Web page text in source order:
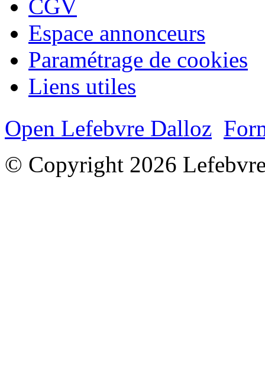
CGV
Espace annonceurs
Paramétrage de cookies
Liens utiles
Open Lefebvre Dalloz
© Copyright 2026